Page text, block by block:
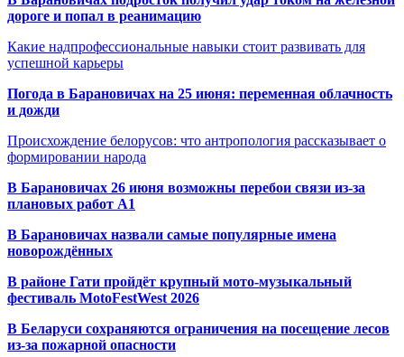
дороге и попал в реанимацию
Какие надпрофессиональные навыки стоит развивать для
успешной карьеры
Погода в Барановичах на 25 июня: переменная облачность
и дожди
Происхождение белорусов: что антропология рассказывает о
формировании народа
В Барановичах 26 июня возможны перебои связи из-за
плановых работ A1
В Барановичах назвали самые популярные имена
новорождённых
В районе Гати пройдёт крупный мото-музыкальный
фестиваль MotoFestWest 2026
В Беларуси сохраняются ограничения на посещение лесов
из-за пожарной опасности